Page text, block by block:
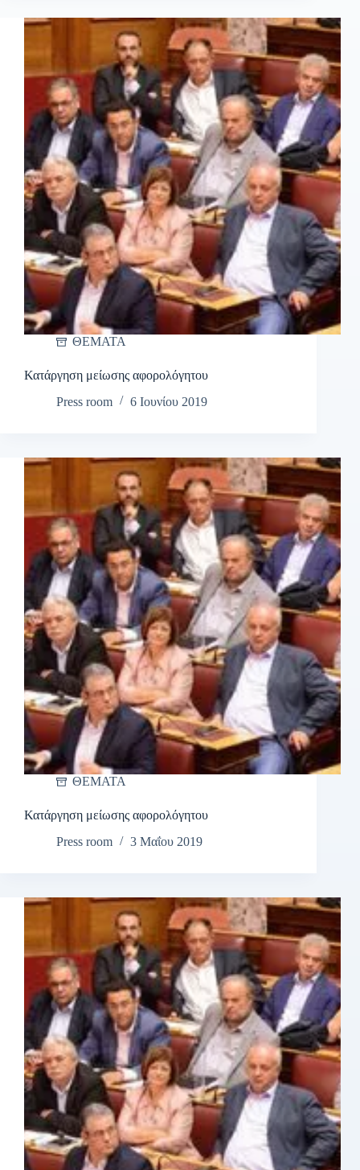
ΘΕΜΑΤΑ
Κατάργηση μείωσης αφορολόγητου
Press room
6 Ιουνίου 2019
ΘΕΜΑΤΑ
Κατάργηση μείωσης αφορολόγητου
Press room
3 Μαΐου 2019